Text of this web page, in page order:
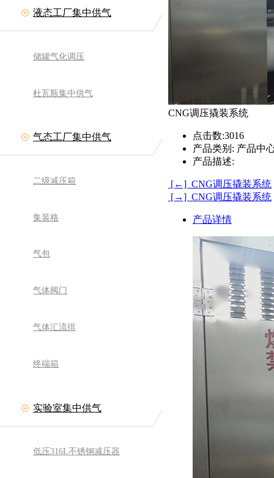
CNG调压撬装系统
点击数:3016
产品类别: 产品中
产品描述:
[←] CNG调压撬装系统
[→] CNG调压撬装系统
产品详情
液态工厂集中供气
储罐气化调压
杜瓦瓶集中供气
气态工厂集中供气
二级减压箱
集装格
气包
气体阀门
气体汇流排
终端箱
实验室集中供气
低压316L不锈钢减压器